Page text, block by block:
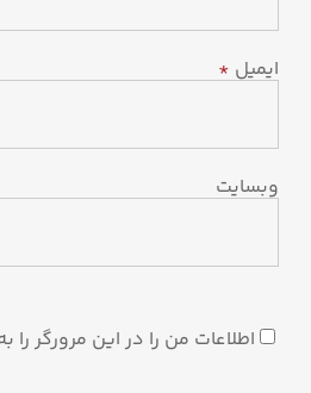
ایمیل *
وبسایت
اطلاعات من را در این مرورگر را